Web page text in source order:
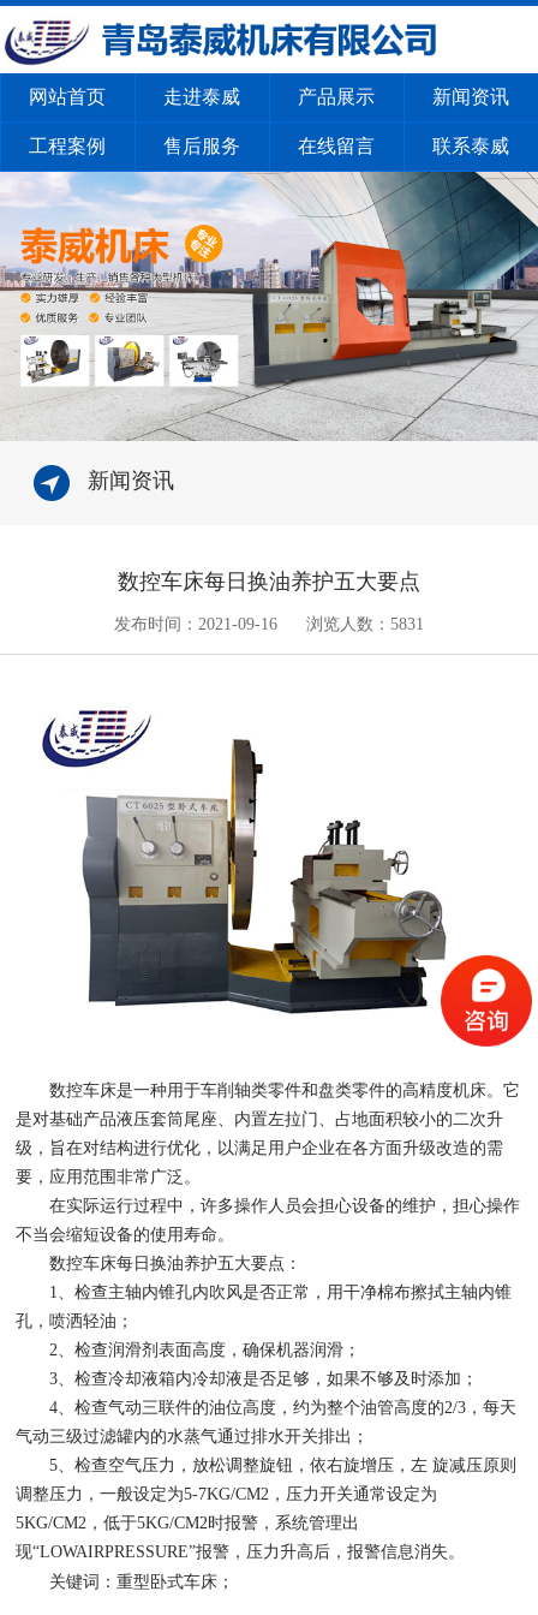
网站首页 走进泰威 产品展示 新闻资讯
工程案例 售后服务 在线留言 联系泰威
新闻资讯
数控车床每日换油养护五大要点
发布时间：2021-09-16 浏览人数：5831
数控车床是一种用于车削轴类零件和盘类零件的高精度机床。它
是对基础产品液压套筒尾座、内置左拉门、占地面积较小的二次升
级，旨在对结构进行优化，以满足用户企业在各方面升级改造的需
要，应用范围非常广泛。
在实际运行过程中，许多操作人员会担心设备的维护，担心操作
不当会缩短设备的使用寿命。
数控车床每日换油养护五大要点：
1、检查主轴内锥孔内吹风是否正常，用干净棉布擦拭主轴内锥
孔，喷洒轻油；
2、检查润滑剂表面高度，确保机器润滑；
3、检查冷却液箱内冷却液是否足够，如果不够及时添加；
4、检查气动三联件的油位高度，约为整个油管高度的2/3，每天
气动三级过滤罐内的水蒸气通过排水开关排出；
5、检查空气压力，放松调整旋钮，依右旋增压，左 旋减压原则
调整压力，一般设定为5-7KG/CM2，压力开关通常设定为
5KG/CM2，低于5KG/CM2时报警，系统管理出
现“LOWAIRPRESSURE”报警，压力升高后，报警信息消失。
关键词：重型卧式车床；